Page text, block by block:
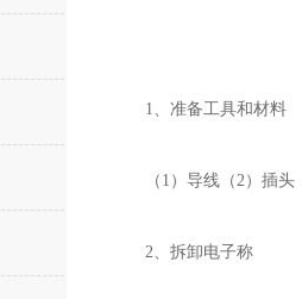
1、准备工具和材料
（1）导线（2）插头
2、拆卸电子称